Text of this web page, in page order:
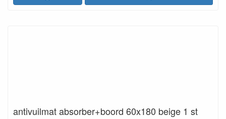
antivuilmat absorber+boord 60x180 beige 1 st